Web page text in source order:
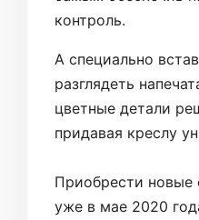
контроль.
А специально
разглядеть
цветные детали
придавая креслу
Приобрести новые
уже в мае 2020